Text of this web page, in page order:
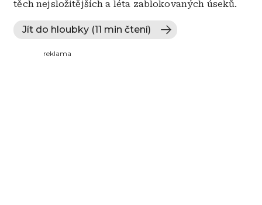
těch nejsložitějších a léta zablokovaných úseků.
Jít do hloubky (11 min čtení)
reklama